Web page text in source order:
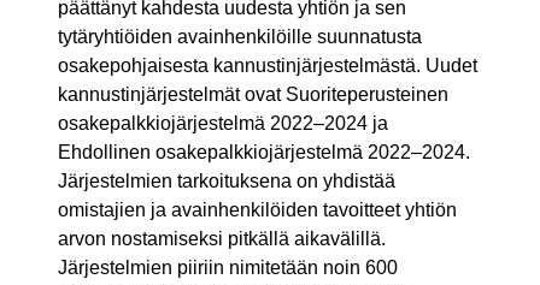
päättänyt kahdesta uudesta yhtiön ja sen
tytäryhtiöiden avainhenkilöille suunnatusta
osakepohjaisesta kannustinjärjestelmästä. Uudet
kannustinjärjestelmät ovat Suoriteperusteinen
osakepalkkiojärjestelmä 2022–2024 ja
Ehdollinen osakepalkkiojärjestelmä 2022–2024.
Järjestelmien tarkoituksena on yhdistää
omistajien ja avainhenkilöiden tavoitteet yhtiön
arvon nostamiseksi pitkällä aikavälillä.
Järjestelmien piiriin nimitetään noin 600